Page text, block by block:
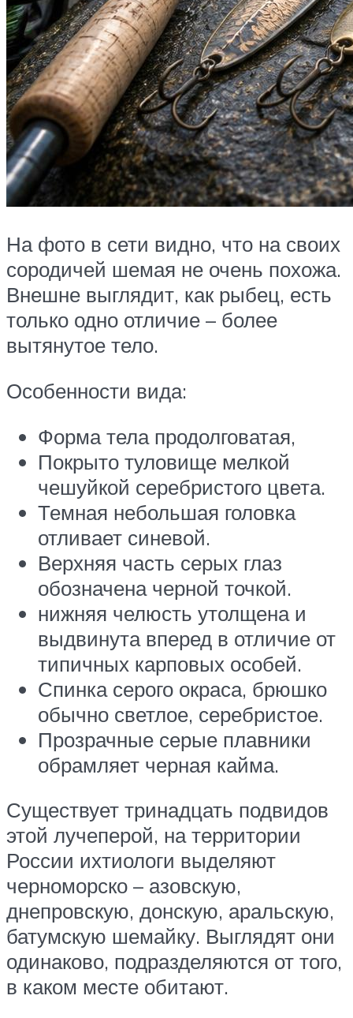
На фото в сети видно, что на своих
сородичей шемая не очень похожа.
Внешне выглядит, как рыбец, есть
только одно отличие – более
вытянутое тело.
Особенности вида:
Форма тела продолговатая,
Покрыто туловище мелкой
чешуйкой серебристого цвета.
Темная небольшая головка
отливает синевой.
Верхняя часть серых глаз
обозначена черной точкой.
нижняя челюсть утолщена и
выдвинута вперед в отличие от
типичных карповых особей.
Спинка серого окраса, брюшко
обычно светлое, серебристое.
Прозрачные серые плавники
обрамляет черная кайма.
Существует тринадцать подвидов
этой лучеперой, на территории
России ихтиологи выделяют
черноморско – азовскую,
днепровскую, донскую, аральскую,
батумскую шемайку. Выглядят они
одинаково, подразделяются от того,
в каком месте обитают.